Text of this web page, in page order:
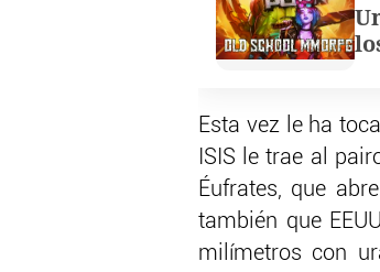
Esta vez le ha
ISIS le trae al
Éufrates, que
también que
milímetros con